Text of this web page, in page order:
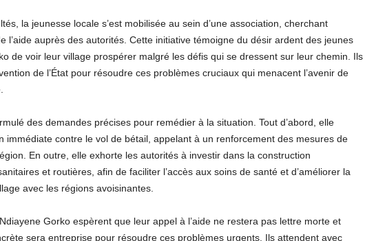
la jeunesse locale s’est mobilisée au sein d’une association, cherchant
l’aide auprès des autorités. Cette initiative témoigne du désir ardent des jeunes
de voir leur village prospérer malgré les défis qui se dressent sur leur chemin. Ils
de l’État pour résoudre ces problèmes cruciaux qui menacent l’avenir de
des demandes précises pour remédier à la situation. Tout d’abord, elle
immédiate contre le vol de bétail, appelant à un renforcement des mesures de
En outre, elle exhorte les autorités à investir dans la construction
et routières, afin de faciliter l’accès aux soins de santé et d’améliorer la
avec les régions avoisinantes.
Gorko espèrent que leur appel à l’aide ne restera pas lettre morte et
sera entreprise pour résoudre ces problèmes urgents. Ils attendent avec